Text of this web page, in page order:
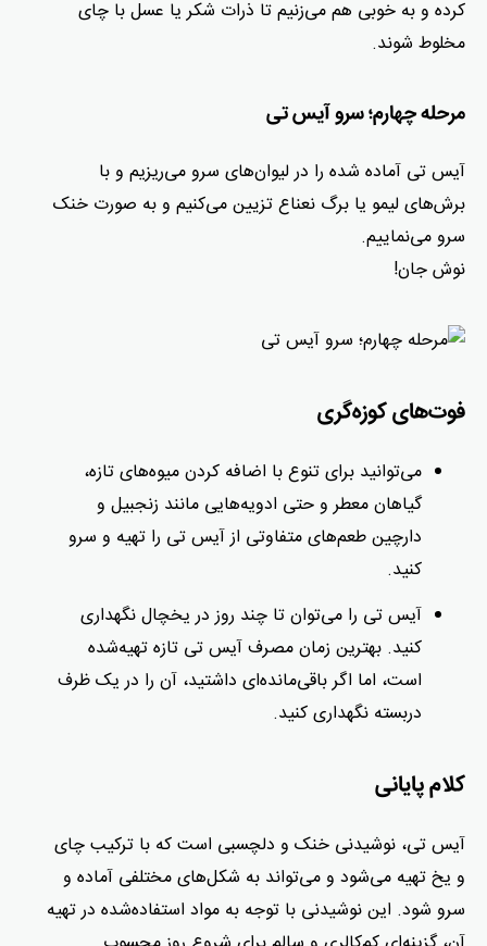
کرده و به خوبی هم می‌زنیم تا ذرات شکر یا عسل با چای
مخلوط شوند.
مرحله چهارم؛ سرو آیس تی
آیس تی آماده شده را در لیوان‌های سرو می‌ریزیم و با
برش‌های لیمو یا برگ نعناع تزیین می‌کنیم و به صورت خنک
سرو می‌نماییم.
نوش جان!
فوت‌های کوزه‌گری
می‌توانید برای تنوع با اضافه کردن میوه‌های تازه،
گیاهان معطر و حتی ادویه‌هایی مانند زنجبیل و
دارچین طعم‌های متفاوتی از آیس تی را تهیه و سرو
کنید.
آیس تی را می‌توان تا چند روز در یخچال نگهداری
کنید. بهترین زمان مصرف آیس تی تازه تهیه‌شده
است، اما اگر باقی‌مانده‌ای داشتید، آن را در یک ظرف
دربسته نگهداری کنید.
کلام پایانی
آیس تی، نوشیدنی خنک و دلچسبی است که با ترکیب چای
و یخ تهیه می‌شود و می‌تواند به شکل‌های مختلفی آماده و
سرو شود. این نوشیدنی با توجه به مواد استفاده‌شده در تهیه